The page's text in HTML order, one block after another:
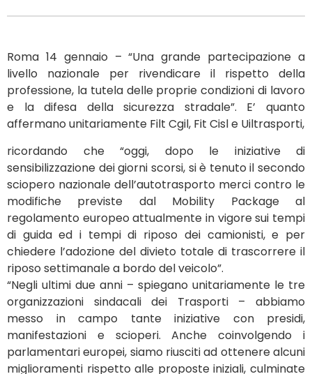
Roma 14 gennaio – “Una grande partecipazione a
livello nazionale per rivendicare il rispetto della
professione, la tutela delle proprie condizioni di lavoro
e la difesa della sicurezza stradale”. E’ quanto
affermano unitariamente Filt Cgil, Fit Cisl e Uiltrasporti,
ricordando che “oggi, dopo le iniziative di
sensibilizzazione dei giorni scorsi, si è tenuto il secondo
sciopero nazionale dell’autotrasporto merci contro le
modifiche previste dal Mobility Package al
regolamento europeo attualmente in vigore sui tempi
di guida ed i tempi di riposo dei camionisti, e per
chiedere l’adozione del divieto totale di trascorrere il
riposo settimanale a bordo del veicolo”.
“Negli ultimi due anni – spiegano unitariamente le tre
organizzazioni sindacali dei Trasporti – abbiamo
messo in campo tante iniziative con presidi,
manifestazioni e scioperi. Anche coinvolgendo i
parlamentari europei, siamo riusciti ad ottenere alcuni
miglioramenti rispetto alle proposte iniziali, culminate